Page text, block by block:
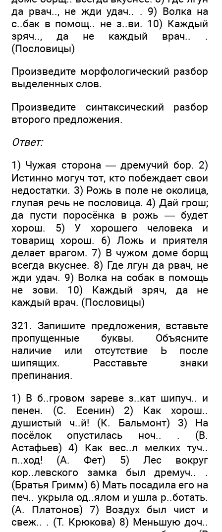
да рвач.., не жди удач.. . 9) Волка на
с..бак в помощ.. не з..ви. 10) Каждый
зряч.., да не каждый врач.. .
(Пословицы)
Произведите морфологический разбор
выделенных слов.
Произведите синтаксический разбор
второго предложения.
Ответ:
1) Чужая сторона — дремучий бор. 2)
Истинно могуч тот, кто побеждает свои
недостатки. 3) Рожь в поле не околица,
глупая речь не пословица. 4) Дай грош;
да пусти поросёнка в рожь — будет
хорош. 5) У хорошего человека и
товарищ хорош. 6) Ложь и приятеля
делает врагом. 7) В чужом доме борщ
всегда вкуснее. 8) Где лгун да рвач, не
жди удач. 9) Волка на собак в помощь
не зови. 10) Каждый зряч, да не
каждый врач. (Пословицы)
321. Запишите предложения, вставьте
пропущенные буквы. Объясните
наличие или отсутствие Ь после
шипящих. Расставьте знаки
препинания.
1) В б..гровом зареве з..кат шипуч.. и
пенен. (С. Есенин) 2) Как хорош..
душистый ч..й! (К. Бальмонт) 3) На
посёлок опустилась ноч.. . (В.
Астафьев) 4) Как вес..л мелких туч..
п..ход! (А. Фет) 5) Лес вокруг
кор..левского замка был дремуч.. .
(Братья Гримм) 6) Мать посадила его на
печ.. укрыла од..ялом и ушла р..ботать.
(А. Платонов) 7) Воздух был чист и
свеж.. . (Т. Крюкова) 8) Меньшую доч..